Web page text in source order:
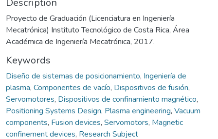
Proyecto de Graduación (Licenciatura en Ingeniería
Mecatrónica) Instituto Tecnológico de Costa Rica, Área
Académica de Ingeniería Mecatrónica, 2017.
Keywords
Diseño de sistemas de posicionamiento, Ingeniería de
plasma, Componentes de vacío, Dispositivos de fusión,
Servomotores, Dispositivos de confinamiento magnético,
Positioning Systems Design, Plasma engineering, Vacuum
components, Fusion devices, Servomotors, Magnetic
confinement devices, Research Subject